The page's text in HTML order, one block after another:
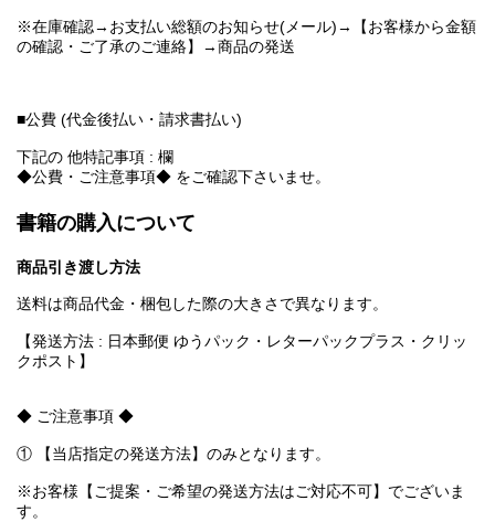
※在庫確認→お支払い総額のお知らせ(メール)→【お客様から金額
の確認・ご了承のご連絡】→商品の発送
■公費 (代金後払い・請求書払い)
下記の 他特記事項 : 欄
◆公費・ご注意事項◆ をご確認下さいませ。
書籍の購入について
商品引き渡し方法
送料は商品代金・梱包した際の大きさで異なります。
【発送方法 : 日本郵便 ゆうパック・レターパックプラス・クリッ
クポスト】
◆ ご注意事項 ◆
① 【当店指定の発送方法】のみとなります。
※お客様【ご提案・ご希望の発送方法はご対応不可】でございま
す。